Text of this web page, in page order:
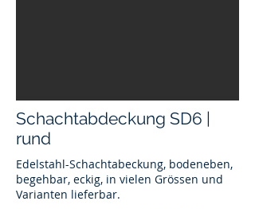
Schachtabdeckung SD6 |
rund
Edelstahl-Schachtabeckung, bodeneben,
begehbar, eckig, in vielen Grössen und
Varianten lieferbar.